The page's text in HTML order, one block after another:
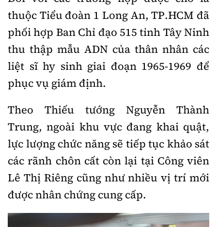
thuộc Tiểu đoàn 1 Long An, TP.HCM đã
phối hợp Ban Chỉ đạo 515 tỉnh Tây Ninh
thu thập mẫu ADN của thân nhân các
liệt sĩ hy sinh giai đoạn 1965-1969 để
phục vụ giám định.
Theo Thiếu tướng Nguyễn Thành
Trung, ngoài khu vực đang khai quật,
lực lượng chức năng sẽ tiếp tục khảo sát
các rãnh chôn cất còn lại tại Công viên
Lê Thị Riêng cũng như nhiều vị trí mới
được nhân chứng cung cấp.